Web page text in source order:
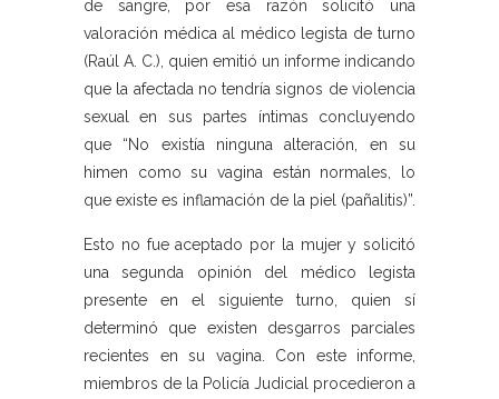
de sangre, por esa razón solicitó una
valoración médica al médico legista de turno
(Raúl A. C.), quien emitió un informe indicando
que la afectada no tendría signos de violencia
sexual en sus partes íntimas concluyendo
que “No existía ninguna alteración, en su
himen como su vagina están normales, lo
que existe es inflamación de la piel (pañalitis)”.
Esto no fue aceptado por la mujer y solicitó
una segunda opinión del médico legista
presente en el siguiente turno, quien sí
determinó que existen desgarros parciales
recientes en su vagina. Con este informe,
miembros de la Policía Judicial procedieron a